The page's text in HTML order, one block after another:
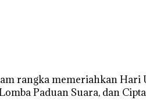
rangka memeriahkan Hari
Paduan Suara, dan